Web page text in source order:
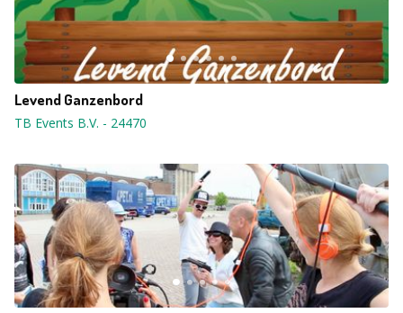
Levend Ganzenbord
TB Events B.V. - 24470